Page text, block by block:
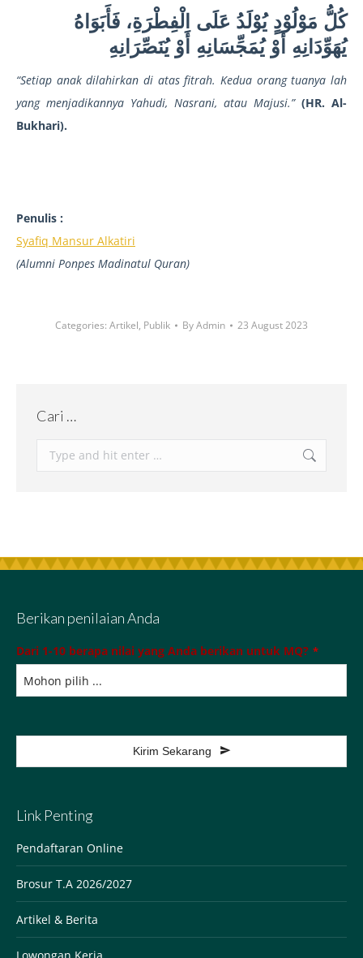
كُلُّ مَوْلُوْدٍ يُوْلَدُ عَلَى الْفِطْرَةِ، فَأَبَوَاهُ
يُهَوِّدَانِهِ أَوْ يُمَجِّسَانِهِ أَوْ يُنَصِّرَانِهِ
“Setiap anak dilahirkan di atas fitrah. Kedua orang tuanya lah
yang menjadikannya Yahudi, Nasrani, atau Majusi.” (HR. Al-
Bukhari).
Penulis :
Syafiq Mansur Alkatiri
(Alumni Ponpes Madinatul Quran)
Categories: Artikel, Publik ByAdmin 23 August 2023
Cari …
Berikan penilaian Anda
Dari 1-10 berapa nilai yang Anda berikan untuk MQ? *
Kirim Sekarang
field
be
left
blank
Link Penting
Pendaftaran Online
Brosur T.A 2026/2027
Artikel & Berita